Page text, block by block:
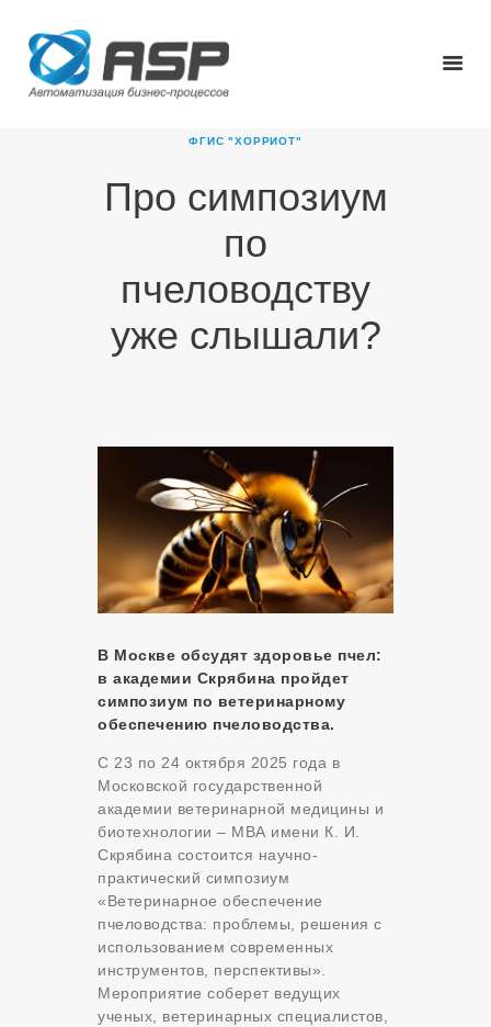
ФГИС "ХОРРИОТ"
Про симпозиум
по
пчеловодству
уже слышали?
ГЛАВНАЯ
О КОМПАНИИ
НОВОСТИ
КАРЬЕРА
В Москве обсудят здоровье пчел:
в академии Скрябина пройдет
симпозиум по ветеринарному
обеспечению пчеловодства.
С 23 по 24 октября 2025 года в
Московской государственной
академии ветеринарной медицины и
биотехнологии – МВА имени К. И.
Скрябина состоится научно-
практический симпозиум
«Ветеринарное обеспечение
пчеловодства: проблемы, решения с
использованием современных
инструментов, перспективы».
Мероприятие соберет ведущих
ученых, ветеринарных специалистов,